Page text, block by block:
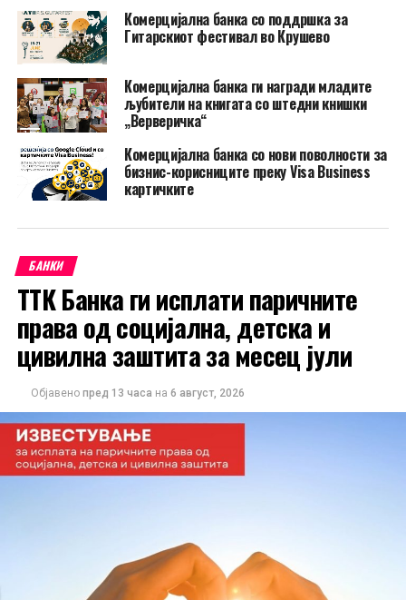
Комерцијална банка со поддршка за
Гитарскиот фестивал во Крушево
Комерцијална банка ги награди младите
љубители на книгата со штедни книшки
„Верверичка“
Комерцијална банка со нови поволности за
бизнис-корисниците преку Visa Business
картичките
БАНКИ
ТТК Банка ги исплати паричните
права од социјална, детска и
цивилна заштита за месец јули
Објавено пред 13 часа на 6 август, 2026